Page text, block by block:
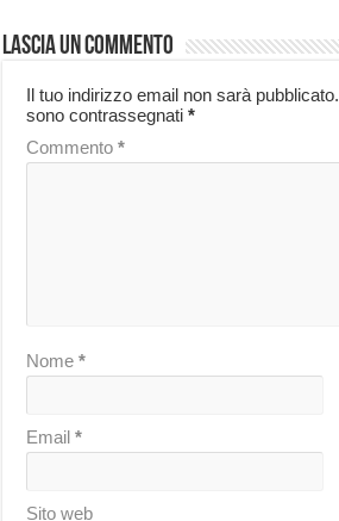
Lascia un commento
Il tuo indirizzo email non sarà pubblicato.
sono contrassegnati*
Commento*
Nome*
Email*
Sito web